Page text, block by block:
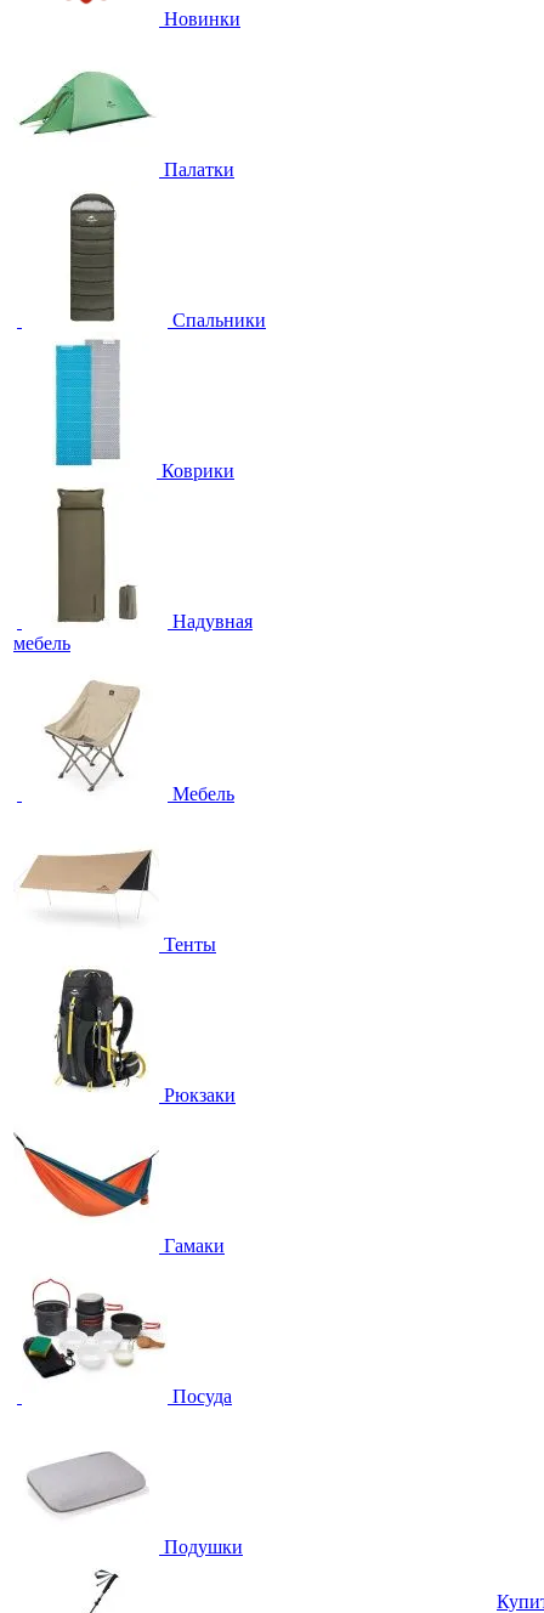
Новинки
Палатки
Спальники
Коврики
Надувная
мебель
Мебель
Тенты
Рюкзаки
Гамаки
Посуда
Подушки